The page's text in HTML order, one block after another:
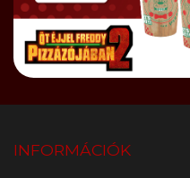
INFORMÁCIÓK